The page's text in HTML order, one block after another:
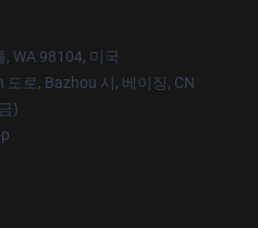
, WA 98104, 미국
도로, Bazhou 시, 베이징, CN
)